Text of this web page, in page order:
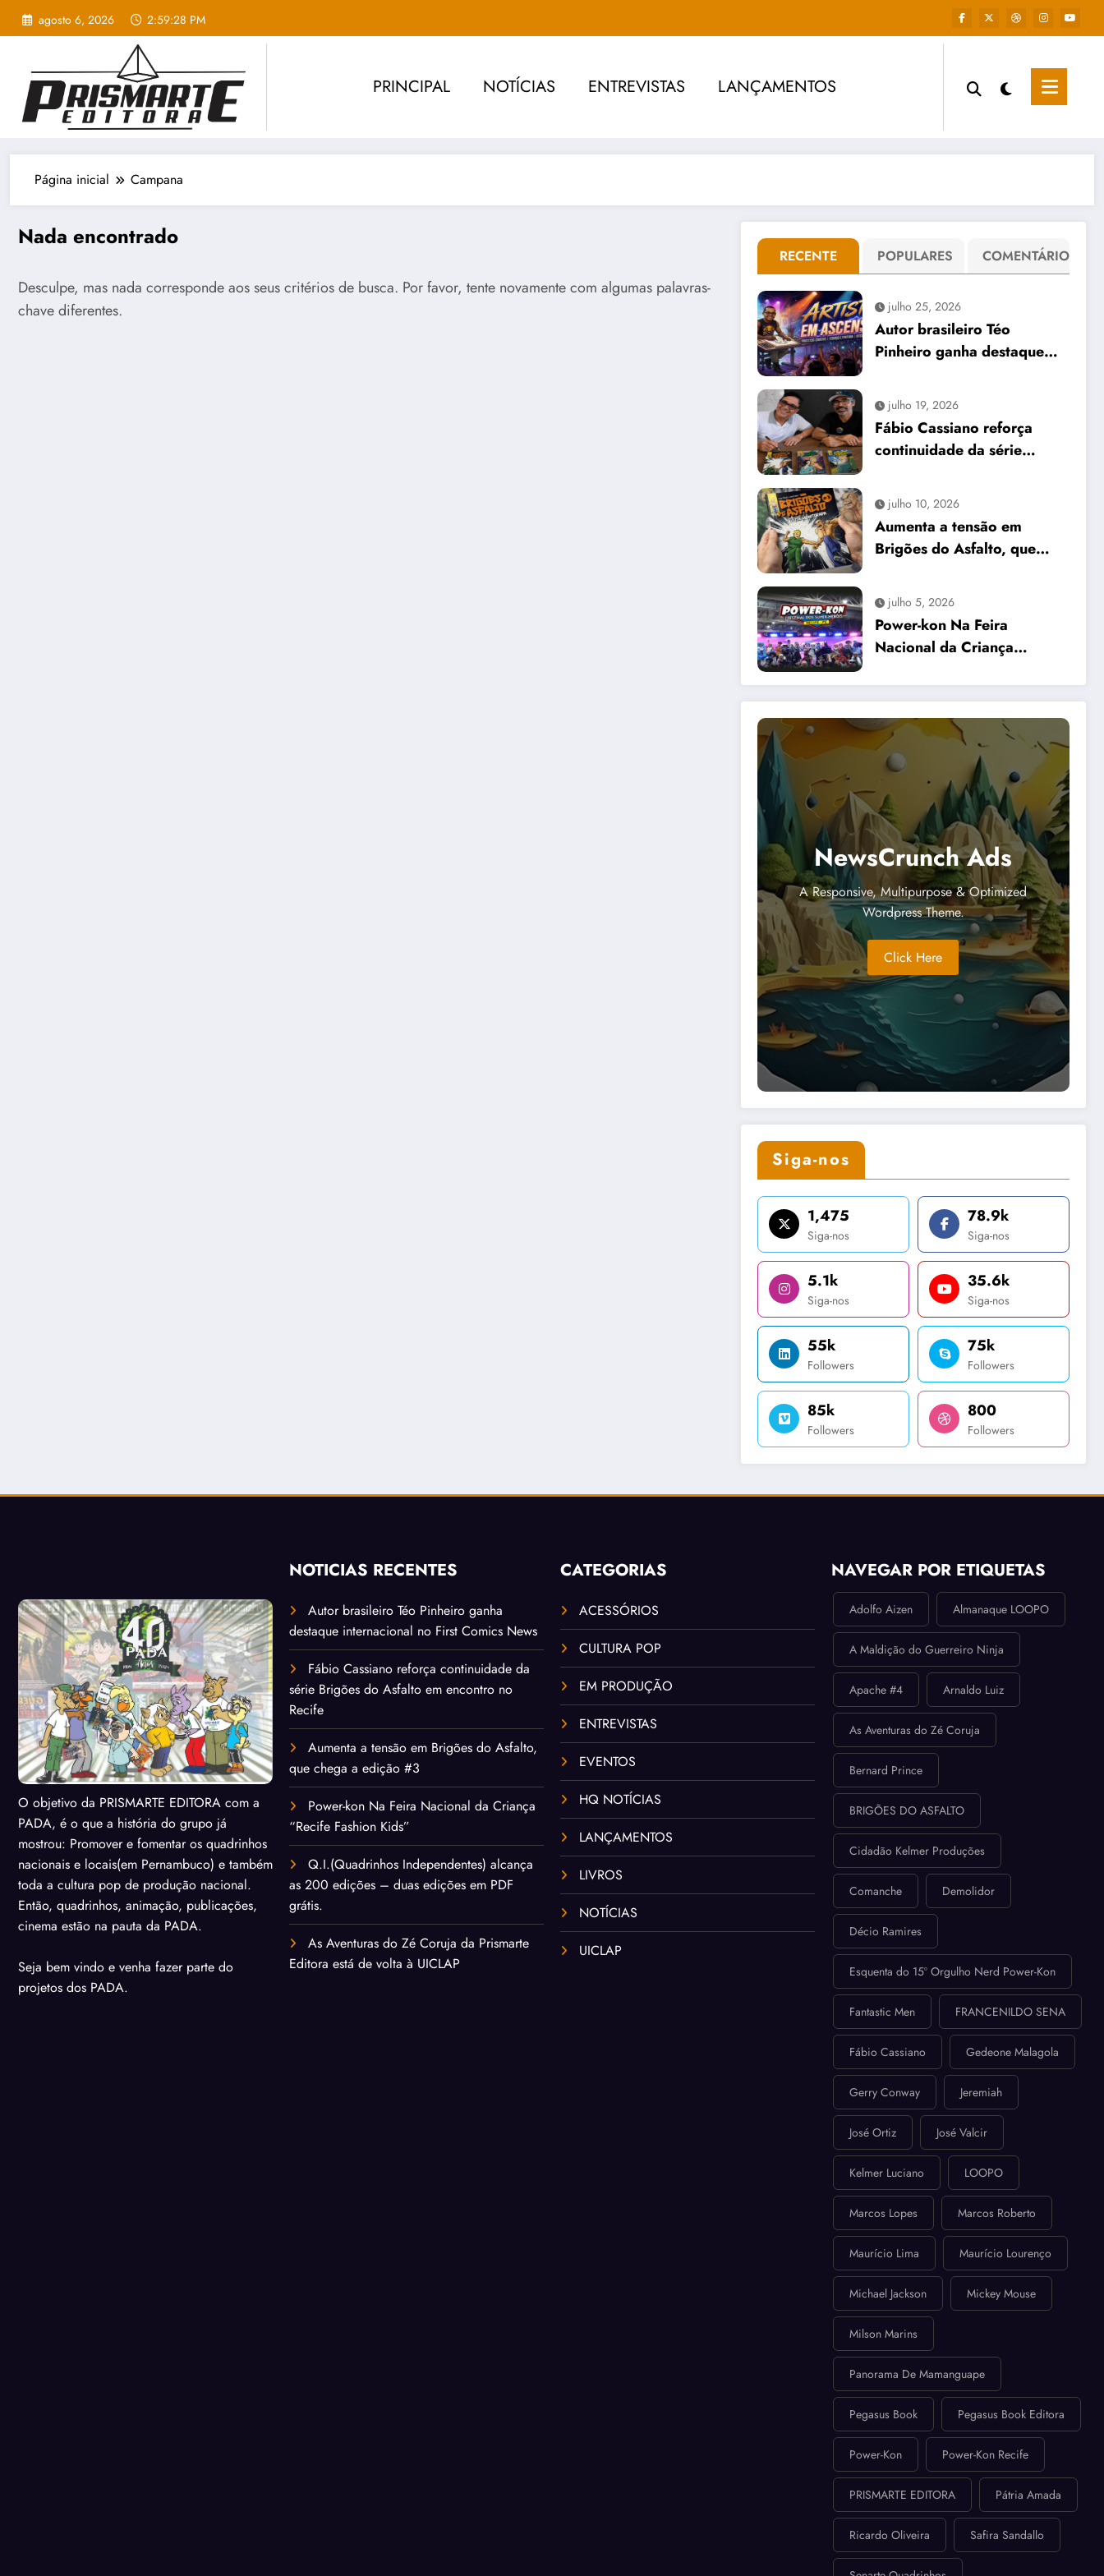
Pular
para
conteúdo
agosto 6, 2026 2:59:28 PM
PRINCIPAL NOTÍCIAS ENTREVISTAS LANÇAMENTOS
Página inicial Campana
Nada encontrado
Desculpe, mas nada corresponde aos seus critérios de busca. Por favor, tente novamente com algumas palavras-
chave diferentes.
RECENTE POPULARES COMENTÁRIO
julho 25, 2026
Autor brasileiro Téo
Pinheiro ganha destaque
Comics News
julho 19, 2026
Fábio Cassiano reforça
continuidade da série
encontro no Recife
julho 10, 2026
Aumenta a tensão em
Brigões do Asfalto, que
julho 5, 2026
Power-kon Na Feira
Nacional da Criança
NewsCrunch Ads
A Responsive, Multipurpose & Optimized
Wordpress Theme.
Click Here
Siga-nos
1,475
Siga-nos
78.9k
Siga-nos
5.1k
Siga-nos
35.6k
Siga-nos
55k
Followers
75k
Followers
85k
Followers
800
Followers
O objetivo da PRISMARTE EDITORA com a
PADA, é o que a história do grupo já
mostrou: Promover e fomentar os quadrinhos
nacionais e locais(em Pernambuco) e também
toda a cultura pop de produção nacional.
Então, quadrinhos, animação, publicações,
cinema estão na pauta da PADA.
Seja bem vindo e venha fazer parte do
projetos dos PADA.
NOTÍCIAS RECENTES
Autor brasileiro Téo Pinheiro ganha
destaque internacional no First Comics News
Fábio Cassiano reforça continuidade da
série Brigões do Asfalto em encontro no
Recife
Aumenta a tensão em Brigões do Asfalto,
que chega a edição #3
Power-kon Na Feira Nacional da Criança
“Recife Fashion Kids”
Q.I.(Quadrinhos Independentes) alcança
as 200 edições – duas edições em PDF
grátis.
As Aventuras do Zé Coruja da Prismarte
Editora está de volta à UICLAP
CATEGORIAS
ACESSÓRIOS
CULTURA POP
EM PRODUÇÃO
ENTREVISTAS
EVENTOS
HQ NOTÍCIAS
LANÇAMENTOS
LIVROS
NOTÍCIAS
UICLAP
NAVEGAR POR ETIQUETAS
Adolfo Aizen Almanaque LOOPO
A Maldição do Guerreiro Ninja
Apache #4 Arnaldo Luiz
As Aventuras do Zé Coruja
Bernard Prince
BRIGÕES DO ASFALTO
Cidadão Kelmer Produções
Comanche Demolidor
Décio Ramires
Esquenta do 15º Orgulho Nerd Power-Kon
Fantastic Men FRANCENILDO SENA
Fábio Cassiano Gedeone Malagola
Gerry Conway Jeremiah
José Ortiz José Valcir
Kelmer Luciano LOOPO
Marcos Lopes Marcos Roberto
Maurício Lima Maurício Lourenço
Michael Jackson Mickey Mouse
Milson Marins
Panorama De Mamanguape
Pegasus Book Pegasus Book Editora
Power-Kon Power-Kon Recife
PRISMARTE EDITORA Pátria Amada
Ricardo Oliveira Safira Sandallo